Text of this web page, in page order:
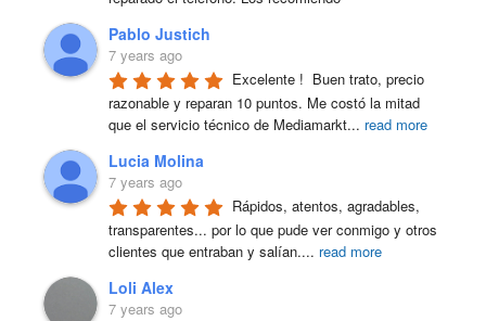
Pablo Justich
7 years ago
Excelente !  Buen trato, precio
razonable y reparan 10 puntos. Me costó la mitad
que el servicio técnico de Mediamarkt... read more
Lucia Molina
7 years ago
Rápidos, atentos, agradables,
transparentes... por lo que pude ver conmigo y otros
clientes que entraban y salían.... read more
Loli Alex
7 years ago